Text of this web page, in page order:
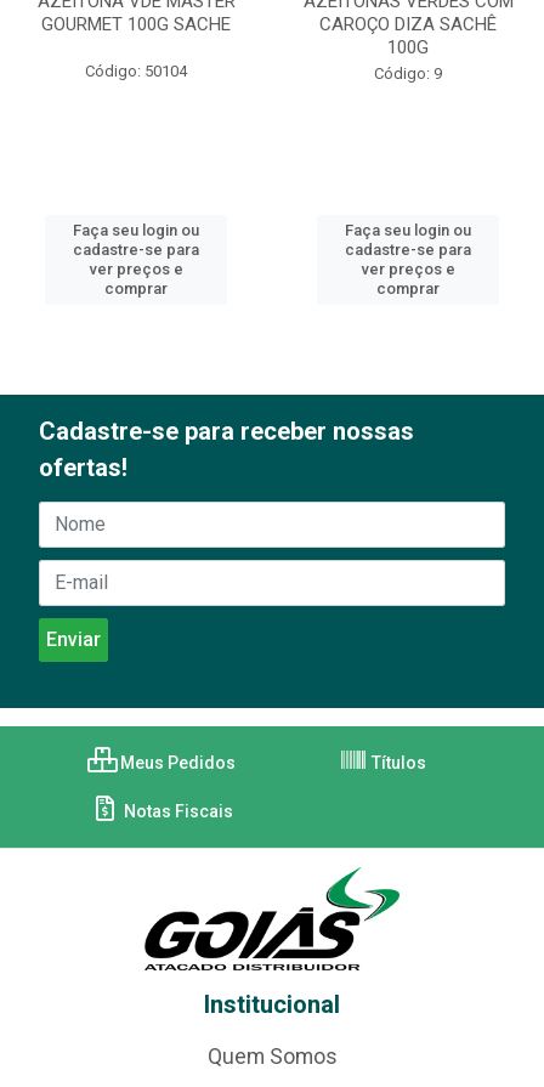
GOURMET 100G SACHE
Código: 50104
Faça seu login ou
cadastre-se para
ver preços e
comprar
CAROÇO DIZA SACHÊ
100G
Código: 9
Faça seu login ou
cadastre-se para
ver preços e
comprar
Cadastre-se para receber nossas
ofertas!
Meus Pedidos Títulos
Notas Fiscais
Institucional
Quem Somos